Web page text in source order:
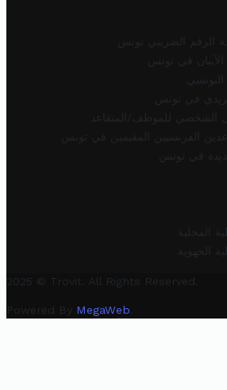
الرقم الضريبي تونس
في تونس
التونسي
في تونس
الشخصي للموظف/المتقاعد
الفرنسيين المقيمين في تونس
في تونس
المحلية
الجهوية
2025 © Trovit. All Rights Reserved.
Powered By MegaWeb